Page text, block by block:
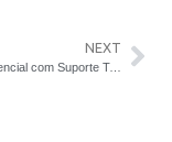
NEXT
Portaria Presencial com Suporte Tecnológico: o que falta na segurança do seu condomínio?